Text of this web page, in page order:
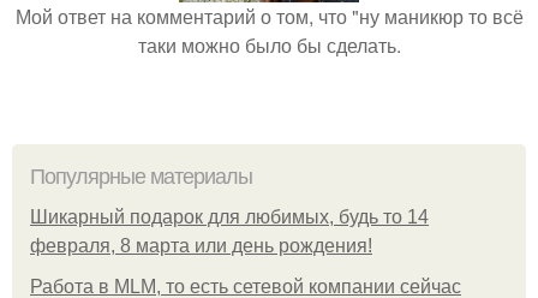
Мой ответ на комментарий о том, что "ну маникюр то всё
таки можно было бы сделать.
Популярные материалы
Шикарный подарок для любимых, будь то 14
февраля, 8 марта или день рождения!
Работа в MLM, то есть сетевой компании сейчас